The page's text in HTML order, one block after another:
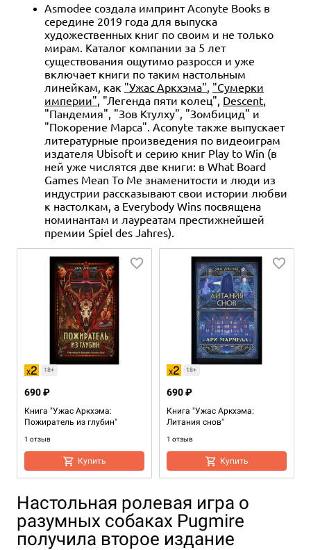
Asmodee создала импринт Aconyte Books в
середине 2019 года для выпуска
художественных книг по своим и не только
мирам. Каталог компании за 5 лет
существования ощутимо разросся и уже
включает книги по таким настольным
линейкам, как "Ужас Аркхэма", "Сумерки
империи", "Легенда пяти колец", Descent,
"Пандемия", "Зов Ктулху", "Зомбицид" и
"Покорение Марса". Aconyte также выпускает
литературные произведения по видеоиграм
издателя Ubisoft и серию книг Play to Win (в
ней уже числятся две книги: в What Board
Games Mean To Me знаменитости и люди из
индустрии рассказывают свои истории любви
к настолкам, а Everybody Wins посвящена
номинантам и лауреатам престижнейшей
премии Spiel des Jahres).
18+
Книга "Ужас Аркхэма:
Пожиратель из глубин"
1 отзыв
690 ₽
Купить
18+
Книга "Ужас Аркхэма:
Литания снов"
1 отзыв
690 ₽
Купить
Настольная ролевая игра о
разумных собаках Pugmire
получила второе издание